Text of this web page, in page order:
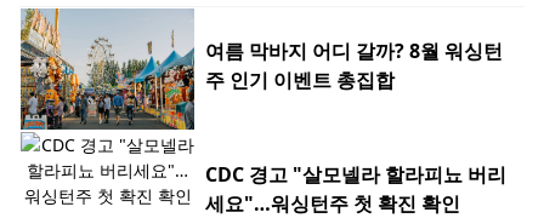
여름 막바지 어디 갈까? 8월 워싱턴
주 인기 이벤트 총집합
CDC 경고 "살모넬라 할라피뇨 버리
세요"…워싱턴주 첫 확진 확인